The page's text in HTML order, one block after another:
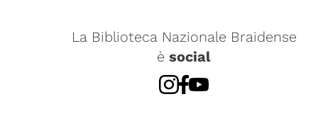
La Biblioteca Nazionale Braidense
è social